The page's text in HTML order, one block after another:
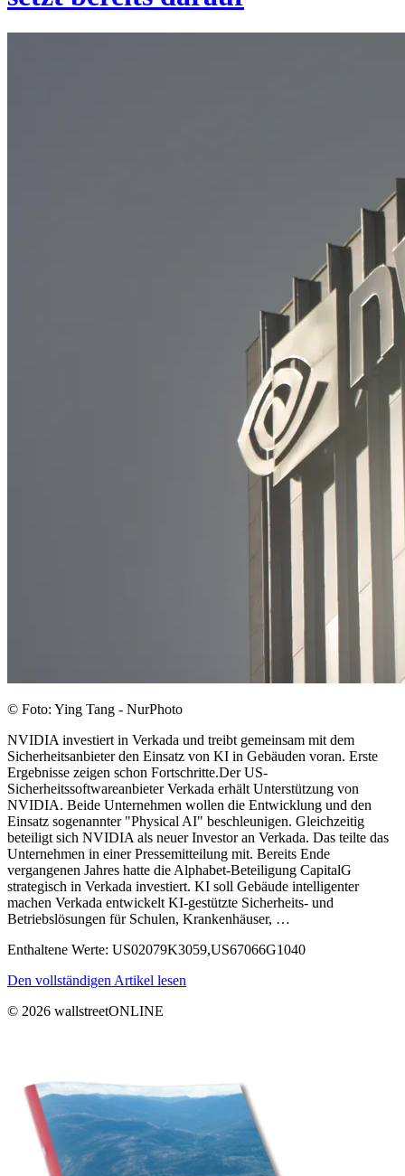
© Foto: Ying Tang - NurPhoto
NVIDIA investiert in Verkada und treibt gemeinsam mit dem
Sicherheitsanbieter den Einsatz von KI in Gebäuden voran. Erste
Ergebnisse zeigen schon Fortschritte.Der US-
Sicherheitssoftwareanbieter Verkada erhält Unterstützung von
NVIDIA. Beide Unternehmen wollen die Entwicklung und den
Einsatz sogenannter "Physical AI" beschleunigen. Gleichzeitig
beteiligt sich NVIDIA als neuer Investor an Verkada. Das teilte das
Unternehmen in einer Pressemitteilung mit. Bereits Ende
vergangenen Jahres hatte die Alphabet-Beteiligung CapitalG
strategisch in Verkada investiert. KI soll Gebäude intelligenter
machen Verkada entwickelt KI-gestützte Sicherheits- und
Betriebslösungen für Schulen, Krankenhäuser, …
Enthaltene Werte: US02079K3059,US67066G1040
Den vollständigen Artikel lesen
© 2026 wallstreetONLINE